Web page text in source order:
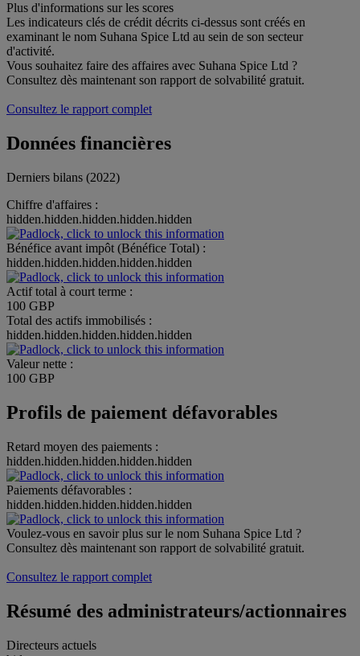
Plus d'informations sur les scores
Les indicateurs clés de crédit décrits ci-dessus sont créés en
examinant le nom Suhana Spice Ltd au sein de son secteur
d'activité.
Vous souhaitez faire des affaires avec Suhana Spice Ltd ?
Consultez dès maintenant son rapport de solvabilité gratuit.
Consultez le rapport complet
Données financières
Derniers bilans (2022)
Chiffre d'affaires :
hidden.hidden.hidden.hidden.hidden
Bénéfice avant impôt (Bénéfice Total) :
hidden.hidden.hidden.hidden.hidden
Actif total à court terme :
100 GBP
Total des actifs immobilisés :
hidden.hidden.hidden.hidden.hidden
Valeur nette :
100 GBP
Profils de paiement défavorables
Retard moyen des paiements :
hidden.hidden.hidden.hidden.hidden
Paiements défavorables :
hidden.hidden.hidden.hidden.hidden
Voulez-vous en savoir plus sur le nom Suhana Spice Ltd ?
Consultez dès maintenant son rapport de solvabilité gratuit.
Consultez le rapport complet
Résumé des administrateurs/actionnaires
Directeurs actuels